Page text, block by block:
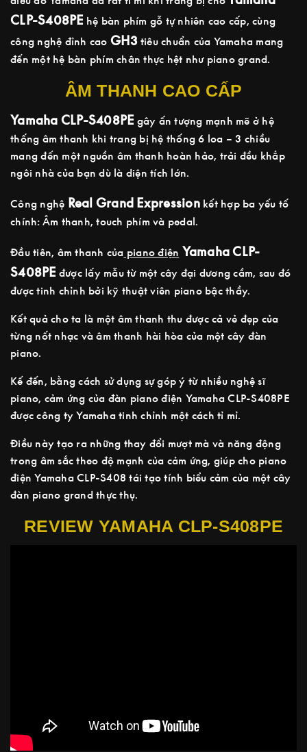
CLP-S408PE hệ bàn phím gỗ tự nhiên cao cấp, cùng
công nghệ đỉnh cao GH3tiêu chuẩn của Yamaha mang
đến một hệ bàn phím chân thực hệt như piano grand.
ÂM THANH CAO CẤP
Yamaha CLP-S408PE gây ấn tượng mạnh mẽ ở hệ
thống âm thanh khi trang bị hệ thống 6 loa – 3 chiều
mang đến một nguồn âm thanh hoàn hảo, trải đều khắp
ngôi nhà của bạn dù là diện tích lớn.
Công nghệ Real Grand Expressionkết hợp ba yếu tố
chính: Âm thanh, touch phím và pedal.
Đầu tiên, âm thanh của piano điện Yamaha CLP-
S408PE được lấy mẫu từ một cây đại dương cầm, sau đó
được tinh chỉnh bởi kỹ thuật viên piano bậc thầy.
Kết quả cho ta là một âm thanh thu được cả vẻ đẹp của
từng nốt nhạc và âm thanh hài hòa của một cây đàn
piano.
Kế đến, bằng cách sử dụng sự góp ý từ nhiều nghệ sĩ
piano, cảm ứng của đàn piano điện Yamaha CLP-S408PE
được công ty Yamaha tinh chỉnh một cách tỉ mỉ.
Điều này tạo ra những thay đổi mượt mà và năng động
trong âm sắc theo độ mạnh của cảm ứng, giúp cho piano
điện Yamaha CLP-S408 tái tạo tính biểu cảm của một cây
đàn piano grand thực thụ.
REVIEW YAMAHA CLP-S408PE